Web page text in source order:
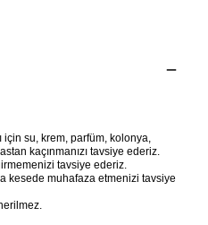
için su, krem, parfüm, kolonya,
kaçınmanızı tavsiye ederiz.
tavsiye ederiz.
kesede muhafaza etmenizi tavsiye